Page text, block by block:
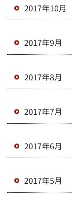
2017年10月
2017年9月
2017年8月
2017年7月
2017年6月
2017年5月